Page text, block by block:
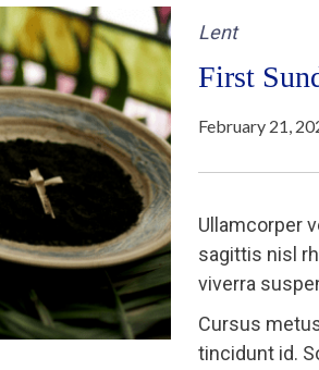
Lent
First
February 21,
Ullamcorper
sagittis nisl
viverra
Cursus
tincidunt id.